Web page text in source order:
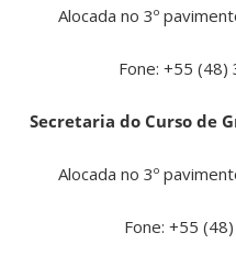
Alocada no 3º
Fone: +55 (48)
Secretaria do Curso de
Alocada no 3º
Fone: +55